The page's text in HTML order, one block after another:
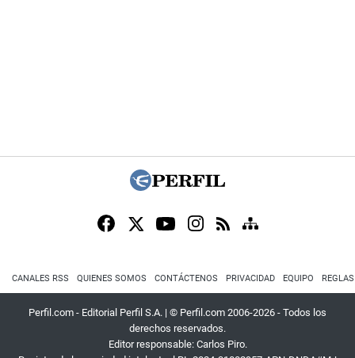
CANALES RSS QUIENES SOMOS CONTÁCTENOS PRIVACIDAD EQUIPO
Perfil.com - Editorial Perfil S.A. | © Perfil.com 2006-2026 - Todos los
derechos reservados.
Editor responsable: Carlos Piro.